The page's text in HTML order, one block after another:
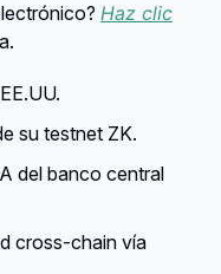
Haz clic
su testnet ZK.
del banco central
cross-chain vía